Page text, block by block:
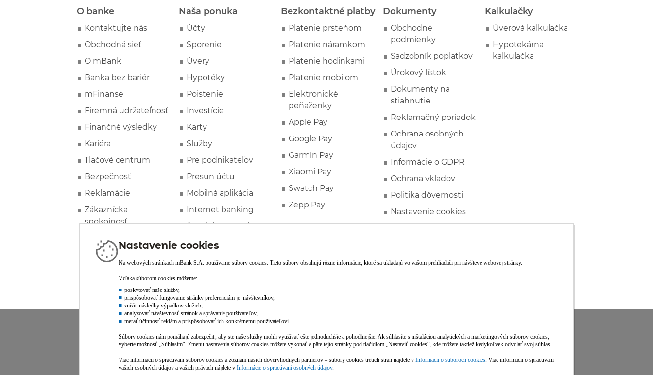
O banke
Kontaktujte nás
Obchodná sieť
O mBank
Banka bez bariér
mFinanse
Firemná udržateľnosť
Finančné výsledky
Kariéra
Tlačové centrum
Bezpečnosť
Reklamácie
Zákaznícka
spokojnosť
Naša ponuka
Účty
Sporenie
Úvery
Hypotéky
Poistenie
Investície
Karty
Služby
Pre podnikateľov
Presun účtu
Mobilná aplikácia
Internet banking
Špeciálne ponuky
Bezkontaktné platby
Platenie prsteňom
Platenie náramkom
Platenie hodinkami
Platenie mobilom
Elektronické
peňaženky
Apple Pay
Google Pay
Garmin Pay
Xiaomi Pay
Swatch Pay
Zepp Pay
Dokumenty
Obchodné
podmienky
Sadzobník poplatkov
Úrokový lístok
Dokumenty na
stiahnutie
Reklamačný poriadok
Ochrana osobných
údajov
Informácie o GDPR
Ochrana vkladov
Politika dôvernosti
Nastavenie cookies
Kalkulačky
Úverová kalkulačka
Hypotekárna
kalkulačka
Viac informácií